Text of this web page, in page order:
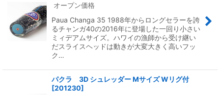
オープン価格
Paua Changa 35 1988年からロングセラーを誇
るチャンガ40の2016年に登場した一回り小さい
ミィデアムサイズ。ハワイの漁師から受け継い
だスライスヘッドは動きが大変大きく高いフッ
ク…
パクラ 3D シュレッダー Mサイズ Wリグ付
[201230]